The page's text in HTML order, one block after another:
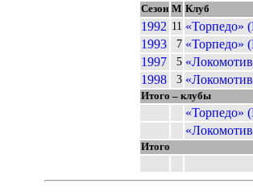
Сезон М Клуб
1992 11 «Торпедо»
1993
7 «Торпедо»
1997
5
1998
3
Итого – клубы
«Торпедо»
Итого